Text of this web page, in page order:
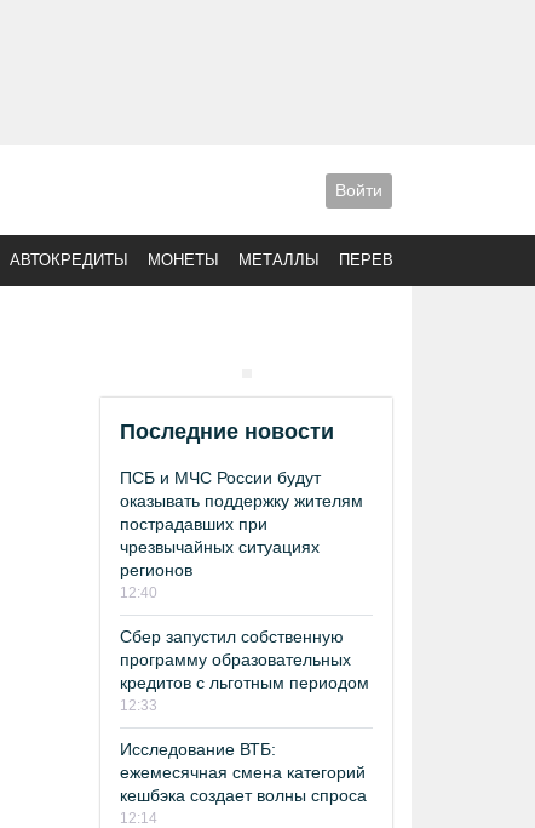
Войти
АВТОКРЕДИТЫ МОНЕТЫ МЕТАЛЛЫ ПЕРЕВОДЫ
Последние новости
ПСБ и МЧС России будут
оказывать поддержку жителям
пострадавших при
чрезвычайных ситуациях
регионов
12:40
Сбер запустил собственную
программу образовательных
кредитов с льготным периодом
12:33
Исследование ВТБ:
ежемесячная смена категорий
кешбэка создает волны спроса
12:14